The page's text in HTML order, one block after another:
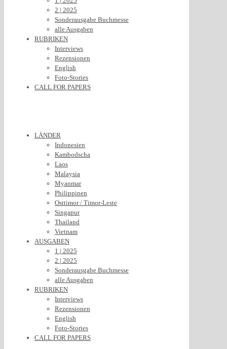
2 | 2025
Sonderausgabe Buchmesse
alle Ausgaben
RUBRIKEN
Interviews
Rezensionen
English
Foto-Stories
CALL FOR PAPERS
LÄNDER
Indonesien
Kambodscha
Laos
Malaysia
Myanmar
Philippinen
Osttimor / Timor-Leste
Singapur
Thailand
Vietnam
AUSGABEN
1 | 2025
2 | 2025
Sonderausgabe Buchmesse
alle Ausgaben
RUBRIKEN
Interviews
Rezensionen
English
Foto-Stories
CALL FOR PAPERS